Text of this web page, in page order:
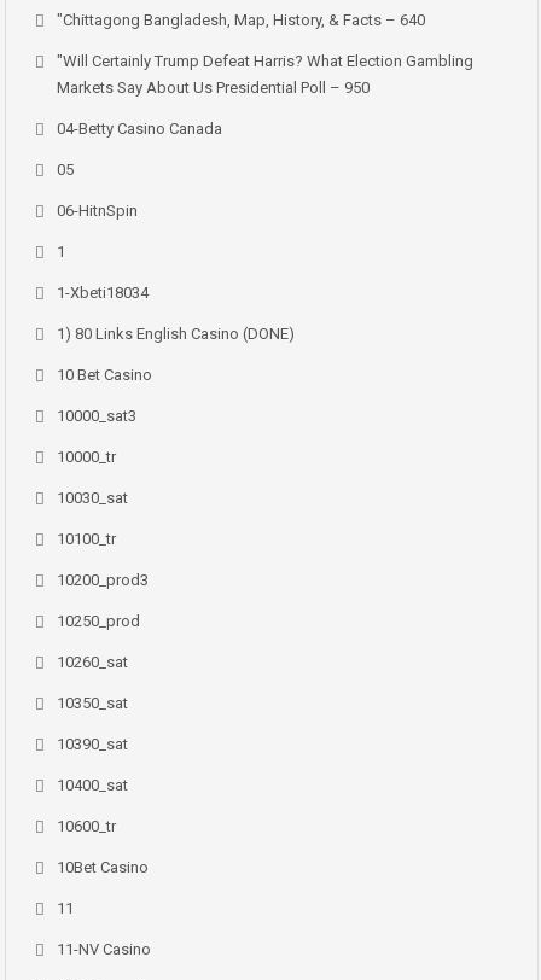
"chittagong Bangladesh, Map, History, & Facts – 640
"Will Certainly Trump Defeat Harris? What Election Gambling
Markets Say About Us Presidential Poll – 950
04-Betty Casino Canada
05
06-HitnSpin
1
1-Xbeti18034
1) 80 Links English Casino (DONE)
10 Bet Casino
10000_sat3
10000_tr
10030_sat
10100_tr
10200_prod3
10250_prod
10260_sat
10350_sat
10390_sat
10400_sat
10600_tr
10Bet Casino
11
11-NV Casino